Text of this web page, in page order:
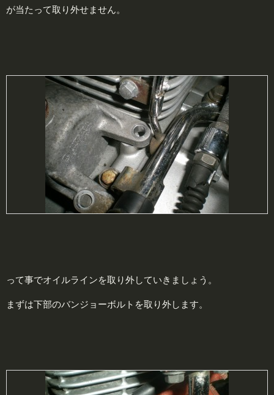
が当たって取り外せません。
って事でオイルラインを取り外していきましょう。
まずは下部のバンジョーボルトを取り外します。